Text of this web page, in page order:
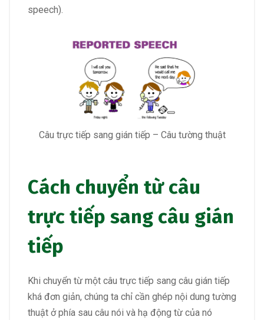
speech).
Câu trực tiếp sang gián tiếp – Câu tường thuật
Cách chuyển từ câu
trực tiếp sang câu gián
tiếp
Khi chuyển từ một câu trực tiếp sang câu gián tiếp
khá đơn giản, chúng ta chỉ cần ghép nội dung tường
thuật ở phía sau câu nói và hạ động từ của nó